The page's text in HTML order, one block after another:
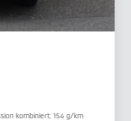
kombiniert: 154 g/km